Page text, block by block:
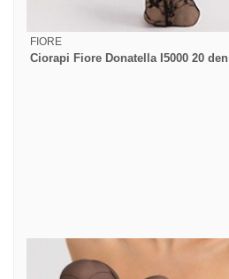
FIORE
Ciorapi Fiore Donatella I5000 20 den